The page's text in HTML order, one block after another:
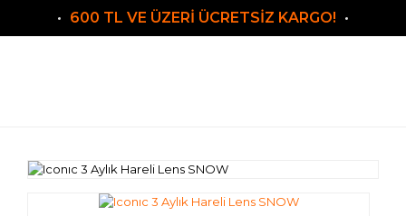
600 TL VE ÜZERİ ÜCRETSİZ KARGO!